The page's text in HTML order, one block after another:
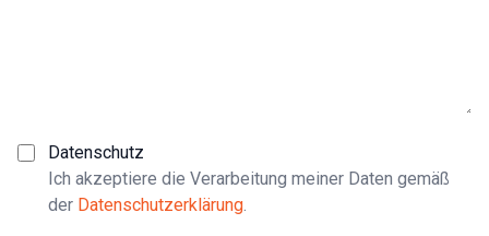
Datenschutz
Ich akzeptiere die Verarbeitung meiner Daten gemäß
der Datenschutzerklärung.